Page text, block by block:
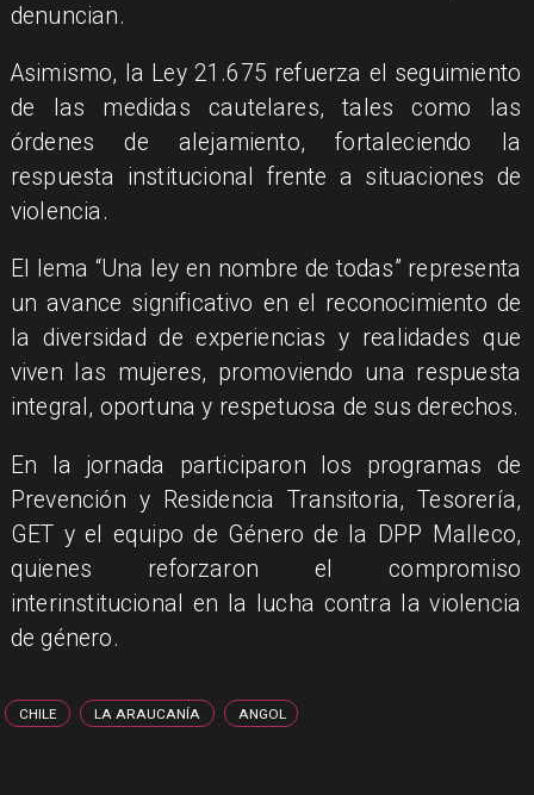
denuncian.
​Asimismo, la Ley 21.675 refuerza el seguimiento
de las medidas cautelares, tales como las
órdenes de alejamiento, fortaleciendo la
respuesta institucional frente a situaciones de
violencia.
​El lema “Una ley en nombre de todas” representa
un avance significativo en el reconocimiento de
la diversidad de experiencias y realidades que
viven las mujeres, promoviendo una respuesta
integral, oportuna y respetuosa de sus derechos.
​En la jornada participaron los programas de
Prevención y Residencia Transitoria, Tesorería,
GET y el equipo de Género de la DPP Malleco,
quienes reforzaron el compromiso
interinstitucional en la lucha contra la violencia
de género.
CHILE LA ARAUCANÍA ANGOL